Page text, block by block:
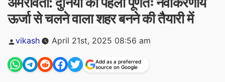
ऊर्जा से चलने वाला शहर बनने की तैयारी में
Posted
vikash April 21st, 2025 08:56 am
Add as a preferred
source on Google